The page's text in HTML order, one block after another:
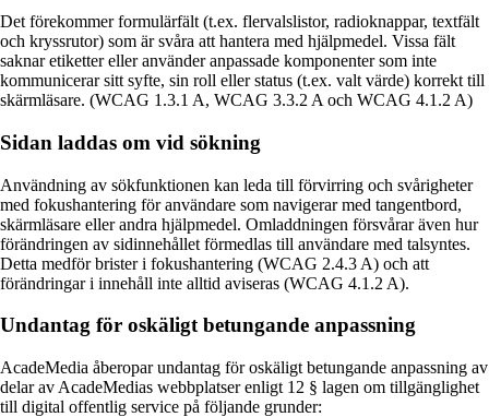
Det förekommer formulärfält (t.ex. flervalslistor, radioknappar, textfält
och kryssrutor) som är svåra att hantera med hjälpmedel. Vissa fält
saknar etiketter eller använder anpassade komponenter som inte
kommunicerar sitt syfte, sin roll eller status (t.ex. valt värde) korrekt till
skärmläsare. (WCAG 1.3.1 A, WCAG 3.3.2 A och WCAG 4.1.2 A)
Sidan laddas om vid sökning
Användning av sökfunktionen kan leda till förvirring och svårigheter
med fokushantering för användare som navigerar med tangentbord,
skärmläsare eller andra hjälpmedel. Omladdningen försvårar även hur
förändringen av sidinnehållet förmedlas till användare med talsyntes.
Detta medför brister i fokushantering (WCAG 2.4.3 A) och att
förändringar i innehåll inte alltid aviseras (WCAG 4.1.2 A).
Undantag för oskäligt betungande anpassning
AcadeMedia åberopar undantag för oskäligt betungande anpassning av
delar av AcadeMedias webbplatser enligt 12 § lagen om tillgänglighet
till digital offentlig service på följande grunder: